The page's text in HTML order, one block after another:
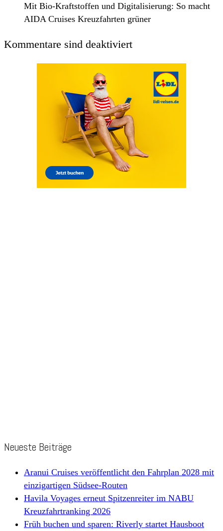
Mit Bio-Kraftstoffen und Digitalisierung: So macht
AIDA Cruises Kreuzfahrten grüner
Kommentare sind deaktiviert
Neueste Beiträge
Aranui Cruises veröffentlicht den Fahrplan 2028 mit
einzigartigen Südsee-Routen
Havila Voyages erneut Spitzenreiter im NABU
Kreuzfahrtranking 2026
Früh buchen und sparen: Riverly startet Hausboot